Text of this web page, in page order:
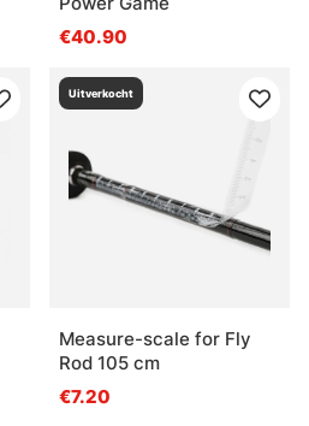
€40.90
Uitverkocht
Measure-scale for Fly
Rod 105 cm
€7.20